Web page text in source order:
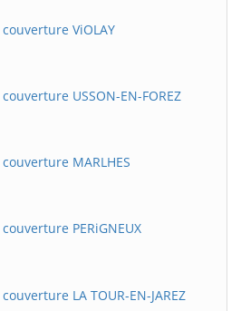
ViOLAY
USSON-EN-FOREZ
MARLHES
PERiGNEUX
LA TOUR-EN-JAREZ
BatiWebPro